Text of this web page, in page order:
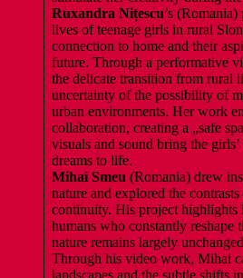
Ruxandra Nițescu’s
lives of teenage girls in rural
connection to home and their
future. Through a performative
the delicate transition from rural
uncertainty of the possibility of
urban environments. Her work
collaboration, creating a „safe
visuals and sound bring the girls’
dreams to life.
Mihai Smeu (Romania) drew
nature and explored the
continuity. His project highlights
humans who constantly reshape
nature remains largely
Through his video work, Mihai